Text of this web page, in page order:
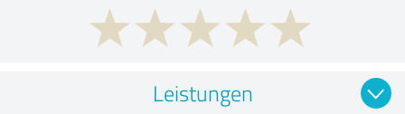
Leistungen